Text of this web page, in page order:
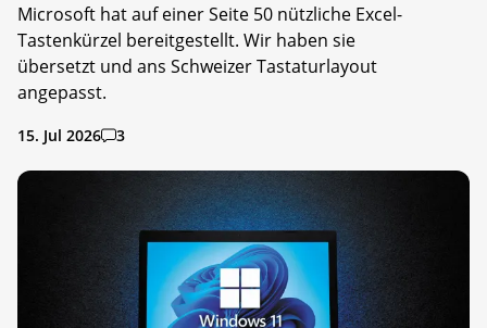
Microsoft hat auf einer Seite 50 nützliche Excel-
Tastenkürzel bereitgestellt. Wir haben sie
übersetzt und ans Schweizer Tastaturlayout
angepasst.
15. Jul 2026 3